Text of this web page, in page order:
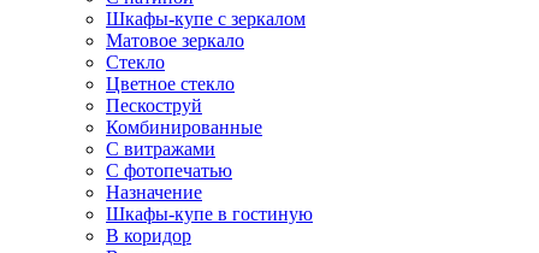
Шкафы-купе с зеркалом
Матовое зеркало
Стекло
Цветное стекло
Пескоструй
Комбинированные
С витражами
С фотопечатью
Назначение
Шкафы-купе в гостиную
В коридор